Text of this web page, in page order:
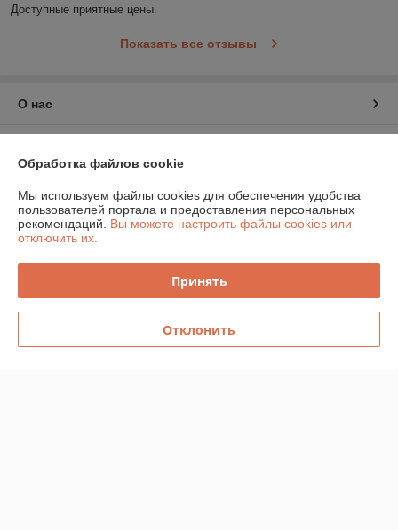
Доступные приятные цены.
Показать все отзывы
О нас
График работы
Политика обработки cookies
Обработка файлов cookie
Мы используем файлы cookies для обеспечения удобства
пользователей портала и предоставления персональных
рекомендаций. Вы можете настроить файлы cookies или
отключить их.
Принять
Отклонить